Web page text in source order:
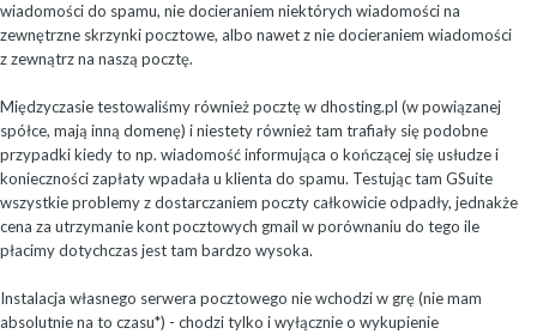
wiadomości do spamu, nie docieraniem niektórych wiadomości na
zewnętrzne skrzynki pocztowe, albo nawet z nie docieraniem wiadomości
z zewnątrz na naszą pocztę.
Międzyczasie testowaliśmy również pocztę w dhosting.pl (w powiązanej
spółce, mają inną domenę) i niestety również tam trafiały się podobne
przypadki kiedy to np. wiadomość informująca o kończącej się usłudze i
konieczności zapłaty wpadała u klienta do spamu. Testując tam GSuite
wszystkie problemy z dostarczaniem poczty całkowicie odpadły, jednakże
cena za utrzymanie kont pocztowych gmail w porównaniu do tego ile
płacimy dotychczas jest tam bardzo wysoka.
Instalacja własnego serwera pocztowego nie wchodzi w grę (nie mam
absolutnie na to czasu*) - chodzi tylko i wyłącznie o wykupienie